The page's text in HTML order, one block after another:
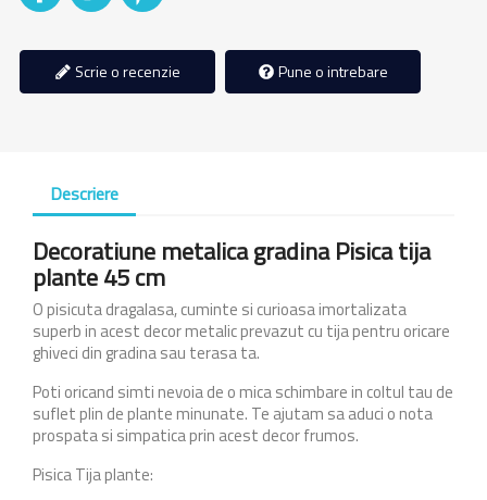
Scrie o recenzie Pune o intrebare
Descriere
Decoratiune metalica gradina Pisica tija
plante 45 cm
O pisicuta dragalasa, cuminte si curioasa imortalizata
superb in acest decor metalic prevazut cu tija pentru oricare
ghiveci din gradina sau terasa ta.
Poti oricand simti nevoia de o mica schimbare in coltul tau de
suflet plin de plante minunate. Te ajutam sa aduci o nota
prospata si simpatica prin acest decor frumos.
Pisica Tija plante: